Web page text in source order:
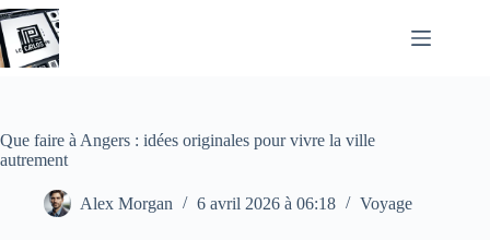
Passer
au
contenu
Que faire à Angers : idées originales pour vivre la ville
autrement
Alex Morgan 6 avril 2026 à 06:18 Voyage